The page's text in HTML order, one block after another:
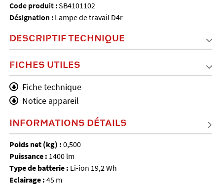
Code produit :SB4101102
Désignation : Lampe de travail D4r
DESCRIPTIF TECHNIQUE
FICHES UTILES
Fiche technique
Notice appareil
INFORMATIONS DÉTAILS
Poids net (kg) : 0,500
Puissance : 1400 lm
Type de batterie : Li-ion 19,2 Wh
Eclairage : 45 m